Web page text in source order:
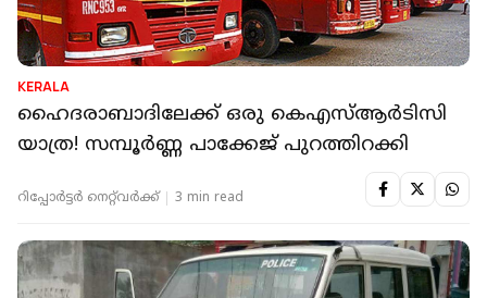
KERALA
ഹെെദരാബാദിലേക്ക് ഒരു കെഎസ്ആര്‍ടിസി
യാത്ര! സമ്പൂര്‍ണ്ണ പാക്കേജ് പുറത്തിറക്കി
റിപ്പോർട്ടർ നെറ്റ്‌വര്‍ക്ക്‌ 3 min read